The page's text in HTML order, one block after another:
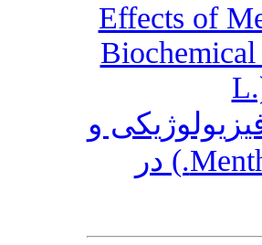
Effects of
و
بیوشیمیایی گیاه نعنا ‌فلفلی (Mentha piperita L.) در